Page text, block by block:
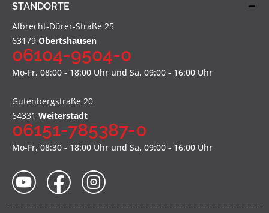
STANDORTE
Albrecht-Dürer-Straße 25
63179 Obertshausen
06104-9504-0
Mo-Fr, 08:00 - 18:00 Uhr und Sa, 09:00 - 16:00 Uhr
Gutenbergstraße 20
64331 Weiterstadt
06151-785387-0
Mo-Fr, 08:30 - 18:00 Uhr und Sa, 09:00 - 16:00 Uhr